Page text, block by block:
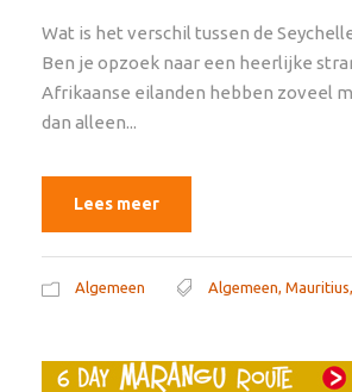
Wat is het verschil tussen de
Ben je opzoek naar een heerlijke
Afrikaanse eilanden hebben zoveel
dan alleen...
Lees meer
Algemeen Algemeen Mauritius